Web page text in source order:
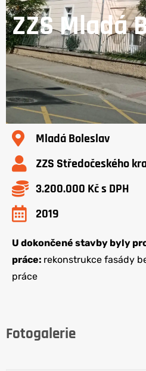
ZZS Mladá
Mladá Boleslav
ZZS Středočeského
3.200.000 Kč s DPH
2019
U dokončené stavby byly
práce: rekonstrukce fasády
práce
Fotogalerie